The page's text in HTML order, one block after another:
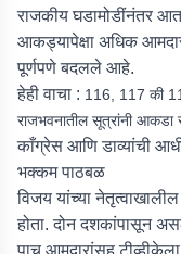
राजकीय घडामोडींनंतर
आकड्यापेक्षा अधिक
पूर्णपणे बदलले आहे.
हेही वाचा : 116, 117 की
राजभवनातील सूत्रांनी आकडा
काँग्रेस आणि डाव्यांची
भक्कम पाठबळ
विजय यांच्या
होता. दोन दशकांपासून
पाच आमदारांसह